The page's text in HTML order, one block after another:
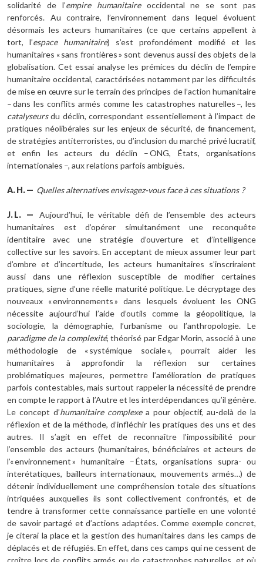
solidarité de l’empire humanitaire occidental ne se sont pas
renforcés. Au contraire, l’environnement dans lequel évoluent
désormais les acteurs humanitaires (ce que certains appellent à
tort, l’espace humanitaire) s’est profondément modifié et les
humanitaires « sans frontières » sont devenus aussi des objets de la
globalisation. Cet essai analyse les prémices du déclin de l’empire
humanitaire occidental, caractérisées notamment par les difficultés
de mise en œuvre sur le terrain des principes de l’action humanitaire
– dans les conflits armés comme les catastrophes naturelles –, les
catalyseursdu déclin, correspondant essentiellement à l’impact de
pratiques néolibérales sur les enjeux de sécurité, de financement,
de stratégies antiterroristes, ou d’inclusion du marché privé lucratif,
et enfin les acteurs du déclin – ONG, États, organisations
internationales –, aux relations parfois ambiguës.
A.H.— Quelles alternatives envisagez-vous face à ces situations ?
J.L. —
Aujourd’hui, le véritable défi de l’ensemble des acteurs
humanitaires est d’opérer simultanément une reconquête
identitaire avec une stratégie d’ouverture et d’intelligence
collective sur les savoirs. En acceptant de mieux assumer leur part
d’ombre et d’incertitude, les acteurs humanitaires s’inscriraient
aussi dans une réflexion susceptible de modifier certaines
pratiques, signe d’une réelle maturité politique. Le décryptage des
nouveaux « environnements » dans lesquels évoluent les ONG
nécessite aujourd’hui l’aide d’outils comme la géopolitique, la
sociologie, la démographie, l’urbanisme ou l’anthropologie. Le
paradigme de la complexité, théorisé par Edgar Morin, associé à une
méthodologie de « systémique sociale », pourrait aider les
humanitaires à approfondir la réflexion sur certaines
problématiques majeures, permettre l’amélioration de pratiques
parfois contestables, mais surtout rappeler la nécessité de prendre
en compte le rapport à l’Autre et les interdépendances qu’il génère.
Le concept d’humanitaire complexea pour objectif, au-delà de la
réflexion et de la méthode, d’infléchir les pratiques des uns et des
autres. Il s’agit en effet de reconnaître l’impossibilité pour
l’ensemble des acteurs (humanitaires, bénéficiaires et acteurs de
l’« environnement » humanitaire – États, organisations supra- ou
interétatiques, bailleurs internationaux, mouvements armés…) de
détenir individuellement une compréhension totale des situations
intriquées auxquelles ils sont collectivement confrontés, et de
tendre à transformer cette connaissance partielle en une volonté
de savoir partagé et d’actions adaptées. Comme exemple concret,
je citerai la place et la gestion des humanitaires dans les camps de
déplacés et de réfugiés. En effet, dans ces camps qui ne cessent de